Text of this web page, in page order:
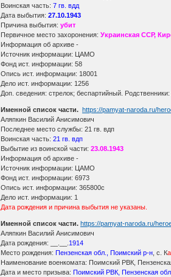
Воинская часть: 7 гв. вдд
Дата выбытия: 27.10.1943
Причина выбытия:убит
Первичное место захоронения: Украинская ССР,
Информация об архиве -
Источник информации: ЦАМО
Фонд ист. информации: 58
Опись ист. информации: 18001
Дело ист. информации: 1256
Доп. сведения: стрелок; беспартийный.
Именной список части. https://pamyat-naroda.ru/
Аляпкин Василий Анисимович
Последнее место службы: 21 гв. вдп
Воинская часть: 21 гв. вдп
Выбытие из воинской части:23.08.1943
Информация об архиве -
Источник информации: ЦАМО
Фонд ист. информации: 6973
Опись ист. информации: 365800с
Дело ист. информации: 1
Дата рождения и причина выбытия не указаны.
Именной список части. https://pamyat-naroda.ru/
Аляпкин Василий Анисимович
Дата рождения: __.__. 1914
Место рождения:Пензенская обл., Поимский р-н , с. Ка
Наименование военкомата: Поимский РВК,
Дата и место призыва:Поимский РВК, Пензенская